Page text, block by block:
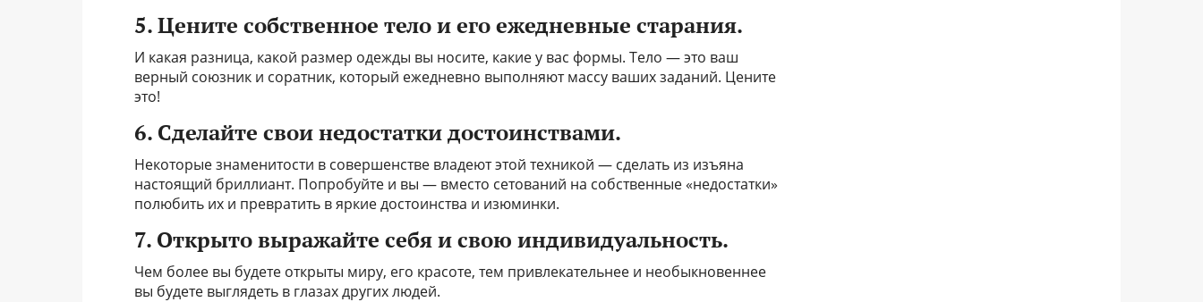
5. Цените собственное тело и его ежедневные старания.
И какая разница, какой размер одежды вы носите, какие у вас формы. Тело — это ваш
верный союзник и соратник, который ежедневно выполняют массу ваших заданий. Цените
это!
6. Сделайте свои недостатки достоинствами.
Некоторые знаменитости в совершенстве владеют этой техникой — сделать из изъяна
настоящий бриллиант. Попробуйте и вы — вместо сетований на собственные «недостатки»
полюбить их и превратить в яркие достоинства и изюминки.
7. Открыто выражайте себя и свою индивидуальность.
Чем более вы будете открыты миру, его красоте, тем привлекательнее и необыкновеннее
вы будете выглядеть в глазах других людей.